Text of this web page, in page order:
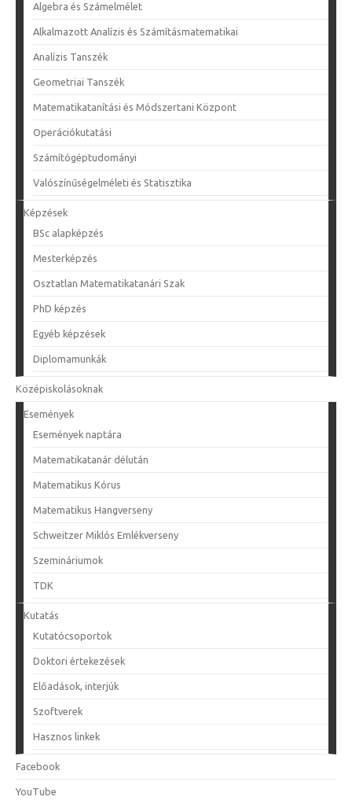
Algebra és Számelmélet
Alkalmazott Analízis és Számításmatematikai
Analízis Tanszék
Geometriai Tanszék
Matematikatanítási és Módszertani Központ
Operációkutatási
Számítógéptudományi
Valószínűségelméleti és Statisztika
Képzések
BSc alapképzés
Mesterképzés
Osztatlan Matematikatanári Szak
PhD képzés
Egyéb képzések
Diplomamunkák
Középiskolásoknak
Események
Események naptára
Matematikatanár délután
Matematikus Kórus
Matematikus Hangverseny
Schweitzer Miklós Emlékverseny
Szemináriumok
TDK
Kutatás
Kutatócsoportok
Doktori értekezések
Előadások, interjúk
Szoftverek
Hasznos linkek
Facebook
YouTube